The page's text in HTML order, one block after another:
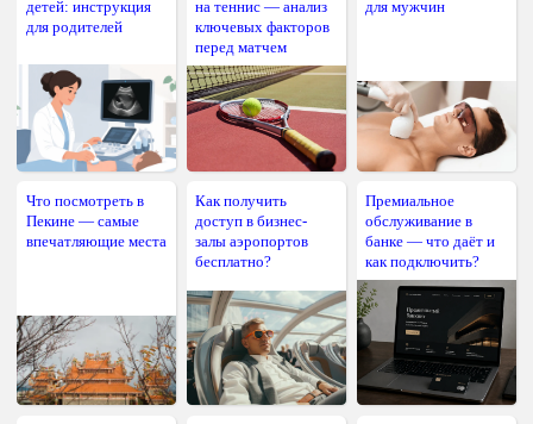
детей: инструкция
для родителей
на теннис — анализ
ключевых факторов
перед матчем
для мужчин
Что посмотреть в
Пекине — самые
впечатляющие места
Как получить
доступ в бизнес-
залы аэропортов
бесплатно?
Премиальное
обслуживание в
банке — что даёт и
как подключить?